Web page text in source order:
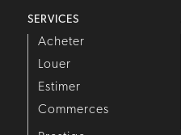
SERVICES
Acheter
Louer
Estimer
Commerces